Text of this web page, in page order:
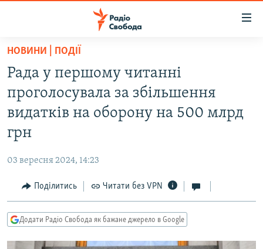
Перейти
основного
матеріалу
Перейти
до
основної
Перейти
пошуку
ВСЕ ЗА ДОБУ
СТАТТІ
СУСПІЛЬСТВО
КУЛЬТУРА
СПОРТ
ДОНБАС.РЕАЛІЇ
КРИМ.РЕАЛІЇ
ТИ ЯК?
НОВИНИ | ПОДІЇ
Рада у першому читанні
проголосувала за збільшення
видатків на оборону на 500 млрд
грн
03 вересня 2024, 14:23
Поділитись Читати без VPN
Додати Радіо Свобода як бажане джерело в Google